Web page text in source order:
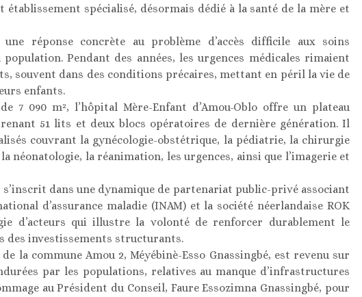
établissement spécialisé, désormais dédié à la santé de la mère et
réponse concrète au problème d’accès difficile aux soins
Pendant des années, les urgences médicales rimaient
souvent dans des conditions précaires, mettant en péril la vie de
enfants.
7 090 m², l’hôpital Mère-Enfant d’Amou-Oblo offre un plateau
51 lits et deux blocs opératoires de dernière génération. Il
couvrant la gynécologie-obstétrique, la pédiatrie, la chirurgie
néonatologie, la réanimation, les urgences, ainsi que l’imagerie et
dans une dynamique de partenariat public-privé associant
d’assurance maladie (INAM) et la société néerlandaise ROK
d’acteurs qui illustre la volonté de renforcer durablement le
des investissements structurants.
la commune Amou 2, Méyébinè-Esso Gnassingbé, est revenu sur
par les populations, relatives au manque d’infrastructures
au Président du Conseil, Faure Essozimna Gnassingbé, pour